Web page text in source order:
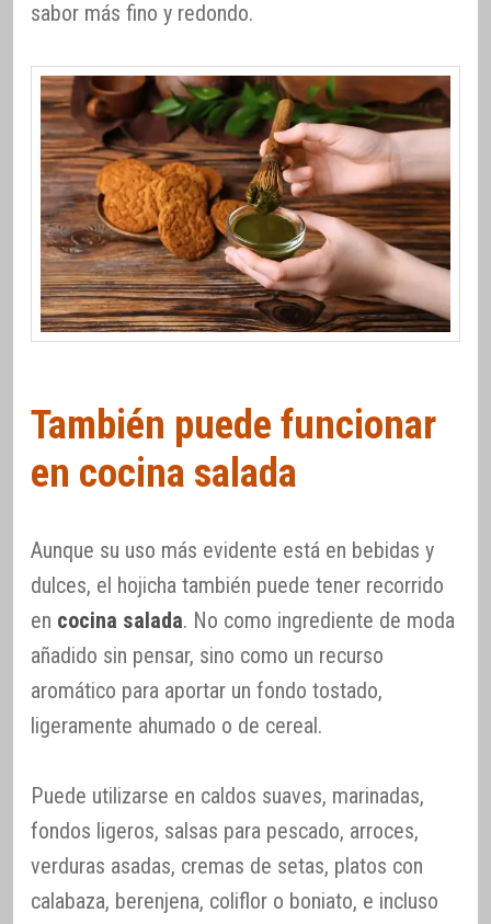
sabor más fino y redondo.
También puede funcionar
en cocina salada
Aunque su uso más evidente está en bebidas y
dulces, el hojicha también puede tener recorrido
en cocina salada. No como ingrediente de moda
añadido sin pensar, sino como un recurso
aromático para aportar un fondo tostado,
ligeramente ahumado o de cereal.
Puede utilizarse en caldos suaves, marinadas,
fondos ligeros, salsas para pescado, arroces,
verduras asadas, cremas de setas, platos con
calabaza, berenjena, coliflor o boniato, e incluso